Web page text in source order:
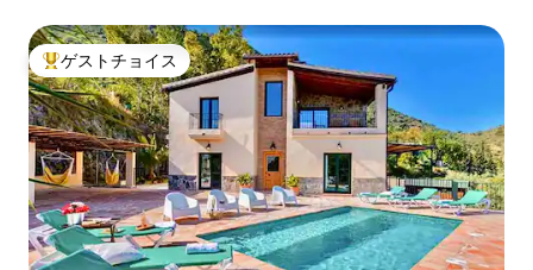
大好評のゲストチョイスです。
ゲストチョイス